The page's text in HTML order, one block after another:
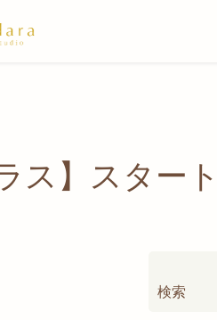
ス】スタート
索: